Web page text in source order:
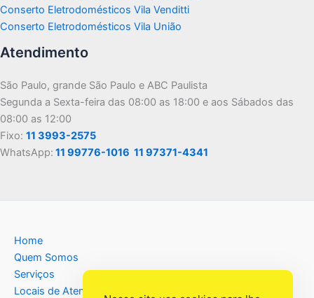
Conserto Eletrodomésticos Vila Venditti
Conserto Eletrodomésticos Vila União
Atendimento
São Paulo, grande São Paulo e ABC Paulista
Segunda a Sexta-feira das 08:00 as 18:00 e aos Sábados das
08:00 as 12:00
Fixo: 11 3993-2575
WhatsApp: 11 99776-1016 11 97371-4341
Home
Quem Somos
Serviços
Locais de Atendimento